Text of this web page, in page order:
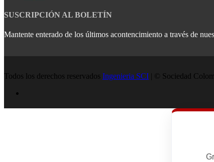
SUSCRIPCIÓN AL BOLETÍN
Mantente enterado de los últimos acontencimiento a través de
Todos los derechos reservados Ingenieria SCI | © Sociedad